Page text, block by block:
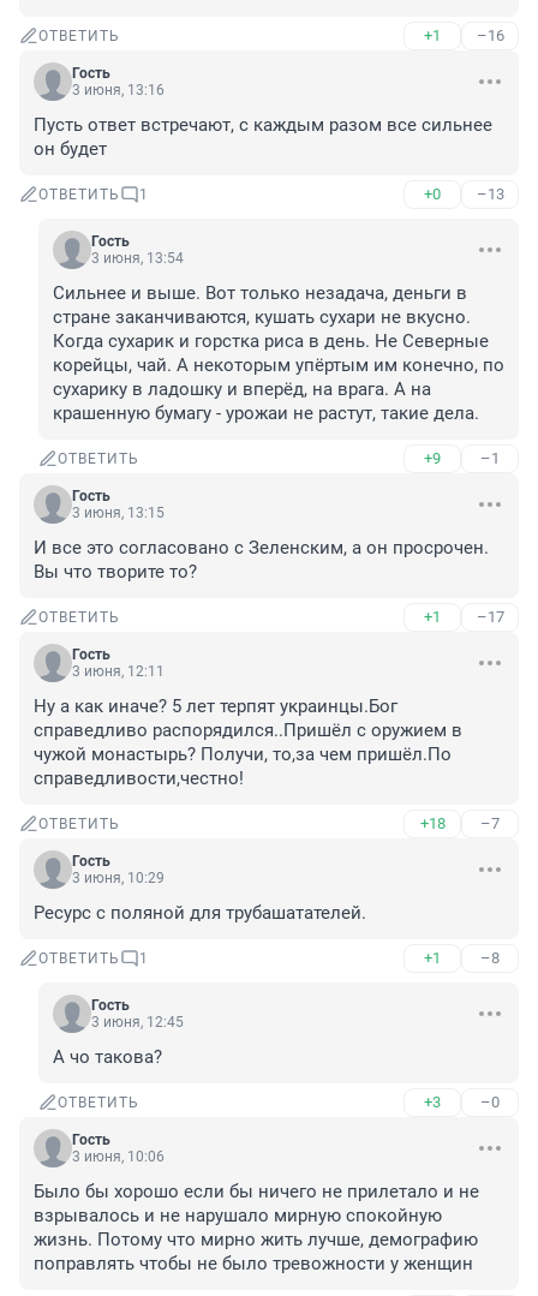
ОТВЕТИТЬ +1 –16
Гость
3 июня, 13:16
Пусть ответ встречают, с каждым разом все сильнее
он будет
ОТВЕТИТЬ 1 +0 –13
Гость
3 июня, 13:54
Сильнее и выше. Вот только незадача, деньги в
стране заканчиваются, кушать сухари не вкусно.
Когда сухарик и горстка риса в день. Не Северные
корейцы, чай. А некоторым упёртым им конечно, по
сухарику в ладошку и вперёд, на врага. А на
крашенную бумагу - урожаи не растут, такие дела.
ОТВЕТИТЬ +9 –1
Гость
3 июня, 13:15
И все это согласовано с Зеленским, а он просрочен.
Вы что творите то?
ОТВЕТИТЬ +1 –17
Гость
3 июня, 12:11
Ну а как иначе? 5 лет терпят украинцы.Бог
справедливо распорядился..Пришёл с оружием в
чужой монастырь? Получи, то,за чем пришёл.По
справедливости,честно!
ОТВЕТИТЬ +18 –7
Гость
3 июня, 10:29
Ресурс с поляной для трубашатателей.
ОТВЕТИТЬ 1 +1 –8
Гость
3 июня, 12:45
А чо такова?
ОТВЕТИТЬ +3 –0
Гость
3 июня, 10:06
Было бы хорошо если бы ничего не прилетало и не
взрывалось и не нарушало мирную спокойную
жизнь. Потому что мирно жить лучше, демографию
поправлять чтобы не было тревожности у женщин